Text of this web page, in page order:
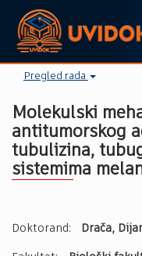
Pregled rada
Molekulski
antitumorskog
tubulizina,
sistemima
Doktorand: Drača,